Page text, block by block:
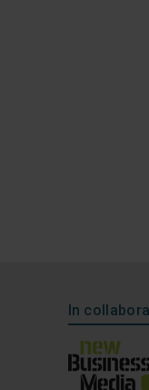
In